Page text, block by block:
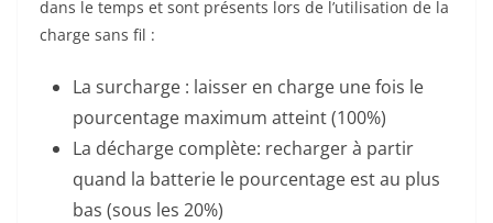
dans le temps et sont présents lors de l’utilisation de la
charge sans fil :
La surcharge : laisser en charge une fois le
pourcentage maximum atteint (100%)
La décharge complète: recharger à partir
quand la batterie le pourcentage est au plus
bas (sous les 20%)